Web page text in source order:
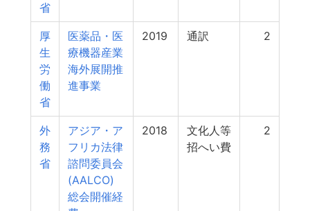
省
厚
生
労
働
省
医薬品・医
療機器産業
海外展開推
進事業
2019 通訳 2
外
務
省
アジア・ア
フリカ法律
諮問委員会
(AALCO)
総会開催経
2018
文化人等
招へい費
2